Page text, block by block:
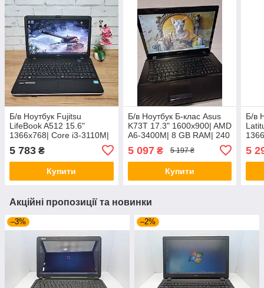
Б/в Ноутбук Fujitsu
LifeBook A512 15.6"
1366x768| Core i3-3110M|
8 GB RAM| 120 GB SSD|
HD 4000
5 783 ₴
Купити
Б/в Ноутбук Б-клас Asus
K73T 17.3" 1600x900| AMD
A6-3400M| 8 GB RAM| 240
Radeon HD 6520G
5 097₴ 5 197 ₴
Купити
Б/в
HD
5
Акційні пропозиції та новинки
–3% –2%